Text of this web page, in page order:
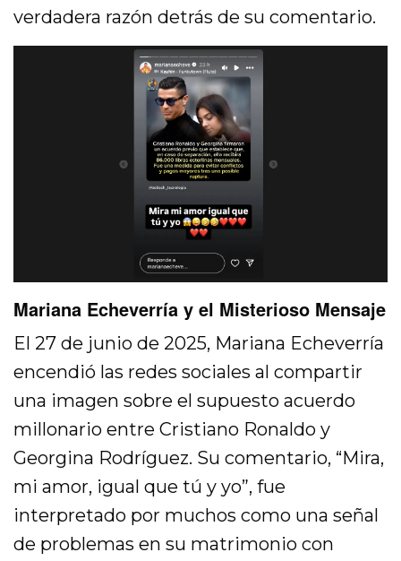
verdadera razón detrás de su comentario.
Mariana Echeverría y el Misterioso Mensaje
El 27 de junio de 2025, Mariana Echeverría
encendió las redes sociales al compartir
una imagen sobre el supuesto acuerdo
millonario entre Cristiano Ronaldo y
Georgina Rodríguez. Su comentario, “Mira,
mi amor, igual que tú y yo”, fue
interpretado por muchos como una señal
de problemas en su matrimonio con